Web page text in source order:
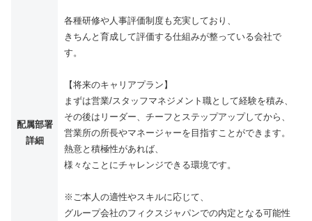
配属部署
詳細
各種研修や人事評価制度も充実しており、
きちんと育成して評価する仕組みが整っている会社で
す。
【将来のキャリアプラン】
まずは営業/スタッフマネジメント職として経験を積み、
その後はリーダー、チーフとステップアップしてから、
営業所の所長やマネージャーを目指すことができます。
熱意と積極性があれば、
様々なことにチャレンジできる環境です。
※ご本人の適性やスキルに応じて、
グループ会社のフィクスジャパンでの内定となる可能性